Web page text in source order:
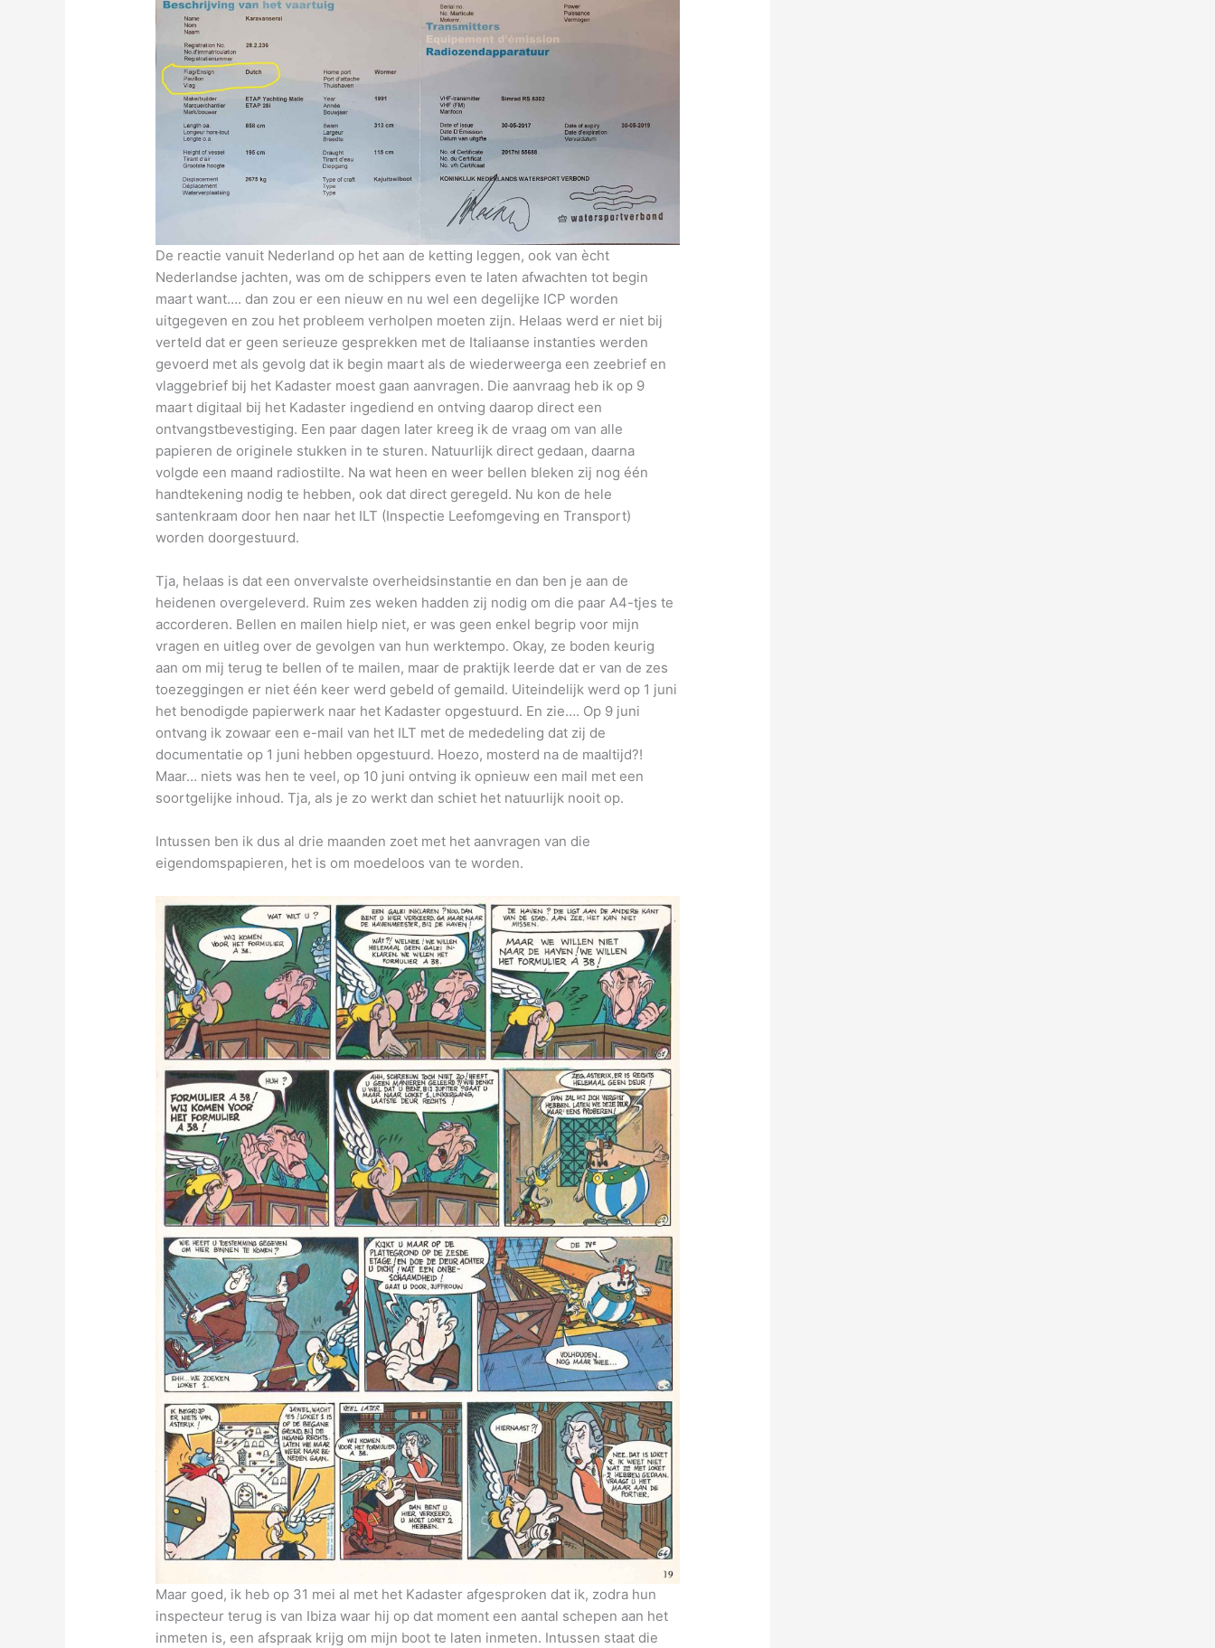
De reactie vanuit Nederland op het aan de ketting leggen, ook van ècht
Nederlandse jachten, was om de schippers even te laten afwachten tot begin
maart want…. dan zou er een nieuw en nu wel een degelijke ICP worden
uitgegeven en zou het probleem verholpen moeten zijn. Helaas werd er niet bij
verteld dat er geen serieuze gesprekken met de Italiaanse instanties werden
gevoerd met als gevolg dat ik begin maart als de wiederweerga een zeebrief en
vlaggebrief bij het Kadaster moest gaan aanvragen. Die aanvraag heb ik op 9
maart digitaal bij het Kadaster ingediend en ontving daarop direct een
ontvangstbevestiging. Een paar dagen later kreeg ik de vraag om van alle
papieren de originele stukken in te sturen. Natuurlijk direct gedaan, daarna
volgde een maand radiostilte. Na wat heen en weer bellen bleken zij nog één
handtekening nodig te hebben, ook dat direct geregeld. Nu kon de hele
santenkraam door hen naar het ILT (Inspectie Leefomgeving en Transport)
worden doorgestuurd.
Tja, helaas is dat een onvervalste overheidsinstantie en dan ben je aan de
heidenen overgeleverd. Ruim zes weken hadden zij nodig om die paar A4-tjes te
accorderen. Bellen en mailen hielp niet, er was geen enkel begrip voor mijn
vragen en uitleg over de gevolgen van hun werktempo. Okay, ze boden keurig
aan om mij terug te bellen of te mailen, maar de praktijk leerde dat er van de zes
toezeggingen er niet één keer werd gebeld of gemaild. Uiteindelijk werd op 1 juni
het benodigde papierwerk naar het Kadaster opgestuurd. En zie…. Op 9 juni
ontvang ik zowaar een e-mail van het ILT met de mededeling dat zij de
documentatie op 1 juni hebben opgestuurd. Hoezo, mosterd na de maaltijd?!
Maar… niets was hen te veel, op 10 juni ontving ik opnieuw een mail met een
soortgelijke inhoud. Tja, als je zo werkt dan schiet het natuurlijk nooit op.
Intussen ben ik dus al drie maanden zoet met het aanvragen van die
eigendomspapieren, het is om moedeloos van te worden.
Maar goed, ik heb op 31 mei al met het Kadaster afgesproken dat ik, zodra hun
inspecteur terug is van Ibiza waar hij op dat moment een aantal schepen aan het
inmeten is, een afspraak krijg om mijn boot te laten inmeten. Intussen staat die